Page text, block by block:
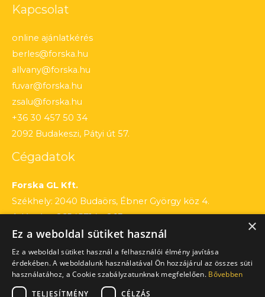
Kapcsolat
online ajánlatkérés
berles@forska.hu
allvany@forska.hu
fuvar@forska.hu
zsalu@forska.hu
+36 30 457 50 34
2092 Budakeszi, Pátyi út 57.
Cégadatok
Forska GL Kft.
Székhely: 2040 Budaörs, Ébner György köz 4.
Adószám: 26545714 – 2 13
Cégjegyzékszám: 13 – 09 – 195803
Számlaszám: 12010154 – 01660751 – 00100001
×
Ez a weboldal sütiket használ
Ez a weboldal sütiket használ a felhasználói élmény javítása
érdekében. A weboldalunk használatával Ön hozzájárul az összes süti
használatához, a Cookie szabályzatunknak megfelelően. Bővebben
TELJESÍTMÉNY
CÉLZÁS